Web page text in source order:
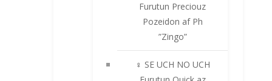
Furutun Preciouz
Pozeidon af Ph
”Zingo”
♀ SE UCH NO UCH